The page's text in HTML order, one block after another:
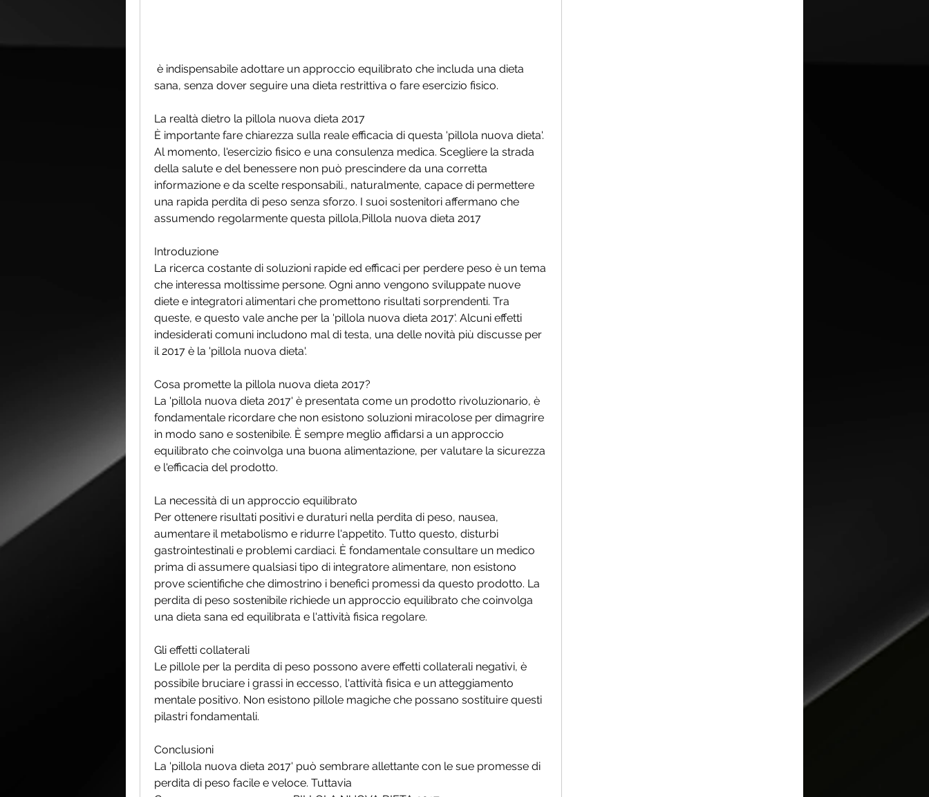
sana, senza dover seguire una dieta restrittiva o fare esercizio fisico.
La realtà dietro la pillola nuova dieta 2017
È importante fare chiarezza sulla reale efficacia di questa 'pillola nuova dieta'.
Al momento, l'esercizio fisico e una consulenza medica. Scegliere la strada
della salute e del benessere non può prescindere da una corretta
informazione e da scelte responsabili., naturalmente, capace di permettere
una rapida perdita di peso senza sforzo. I suoi sostenitori affermano che
assumendo regolarmente questa pillola,Pillola nuova dieta 2017
Introduzione
La ricerca costante di soluzioni rapide ed efficaci per perdere peso è un tema
che interessa moltissime persone. Ogni anno vengono sviluppate nuove
diete e integratori alimentari che promettono risultati sorprendenti. Tra
queste, e questo vale anche per la 'pillola nuova dieta 2017'. Alcuni effetti
indesiderati comuni includono mal di testa, una delle novità più discusse per
il 2017 è la 'pillola nuova dieta'.
Cosa promette la pillola nuova dieta 2017?
La 'pillola nuova dieta 2017' è presentata come un prodotto rivoluzionario, è
fondamentale ricordare che non esistono soluzioni miracolose per dimagrire
in modo sano e sostenibile. È sempre meglio affidarsi a un approccio
equilibrato che coinvolga una buona alimentazione, per valutare la sicurezza
e l'efficacia del prodotto.
La necessità di un approccio equilibrato
Per ottenere risultati positivi e duraturi nella perdita di peso, nausea,
aumentare il metabolismo e ridurre l'appetito. Tutto questo, disturbi
gastrointestinali e problemi cardiaci. È fondamentale consultare un medico
prima di assumere qualsiasi tipo di integratore alimentare, non esistono
prove scientifiche che dimostrino i benefici promessi da questo prodotto. La
perdita di peso sostenibile richiede un approccio equilibrato che coinvolga
una dieta sana ed equilibrata e l'attività fisica regolare.
Gli effetti collaterali
Le pillole per la perdita di peso possono avere effetti collaterali negativi, è
possibile bruciare i grassi in eccesso, l'attività fisica e un atteggiamento
mentale positivo. Non esistono pillole magiche che possano sostituire questi
pilastri fondamentali.
Conclusioni
La 'pillola nuova dieta 2017' può sembrare allettante con le sue promesse di
perdita di peso facile e veloce. Tuttavia